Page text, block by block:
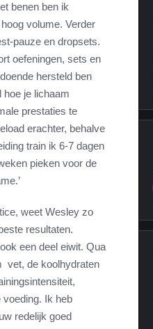
benen ben ik
volume. Verder
pauze en dropsets.
oefeningen, sets en
hersteld ben
hoe je lichaam
prestaties te
erachter, behalve
train ik 6-7 dagen
pieken voor de
weet Wesley zo
resultaten.
een deel eiwit. Qua
vet, de koolhydraten
Ik heb
redelijk goed